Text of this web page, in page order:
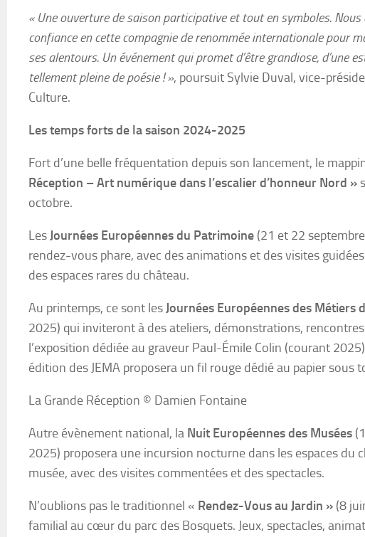
« Une ouverture de saison participative et tout en symboles.
confiance en cette compagnie de renommée internationale pour
ses alentours. Un événement qui promet d’être grandiose, d’une
tellement pleine de poésie ! », poursuit Sylvie Duval, vice-
Culture.
Les temps forts de la saison 2024-2025
Fort d’une belle fréquentation depuis son lancement, le
Réception – Art numérique dans l’escalier d’honneur Nord »
octobre.
LesJournées Européennes du Patrimoine (21 et 22
rendez-vous phare, avec des animations et des visites
des espaces rares du château.
Au printemps, ce sont lesJournées Européennes des Métiers
2025) qui inviteront à des ateliers, démonstrations,
l’exposition dédiée au graveur Paul-Émile Colin (courant
édition des JEMA proposera un fil rouge dédié au papier sous
La Grande Réception © Damien Fontaine
Autre évènement national, la Nuit Européennes des Musées
2025) proposera une incursion nocturne dans les espaces du
musée, avec des visites commentées et des spectacles.
N’oublions pas le traditionnel « Rendez-Vous au Jardin » (8
familial au cœur du parc des Bosquets. Jeux, spectacles,